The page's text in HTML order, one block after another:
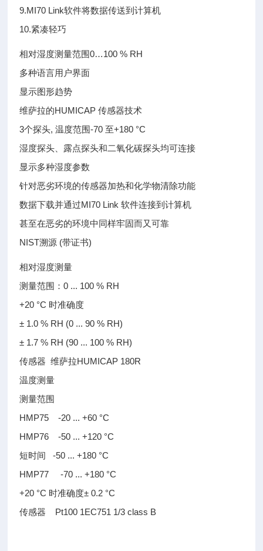
9.MI70 Link软件将数据传送到计算机
10.紧凑轻巧
相对湿度测量范围0…100 % RH
多种语言用户界面
显示图形趋势
维萨拉的HUMICAP 传感器技术
3个探头, 温度范围-70 至+180 °C
湿度探头、露点探头和二氧化碳探头均可连接
显示多种湿度参数
针对恶劣环境的传感器加热和化学物清除功能
数据下载并通过MI70 Link 软件连接到计算机
甚至在恶劣的环境中同样牢固而又可靠
NIST溯源 (带证书)
相对湿度测量
测量范围：0 ... 100 % RH
+20 °C 时准确度
± 1.0 % RH (0 ... 90 % RH)
± 1.7 % RH (90 ... 100 % RH)
传感器 维萨拉HUMICAP 180R
温度测量
测量范围
HMP75 -20 ... +60 °C
HMP76 -50 ... +120 °C
短时间 -50 ... +180 °C
HMP77 -70 ... +180 °C
+20 °C 时准确度± 0.2 °C
传感器 Pt100 1EC751 1/3 class B